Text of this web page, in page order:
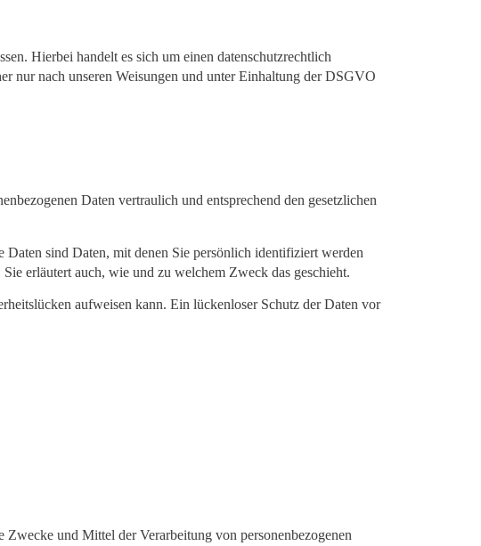
Hierbei handelt es sich um einen datenschutzrechtlich
nur nach unseren Weisungen und unter Einhaltung der DSGVO
Daten vertraulich und entsprechend den gesetzlichen
Daten sind Daten, mit denen Sie persönlich identifiziert werden
erläutert auch, wie und zu welchem Zweck das geschieht.
aufweisen kann. Ein lückenloser Schutz der Daten vor
und Mittel der Verarbeitung von personenbezogenen